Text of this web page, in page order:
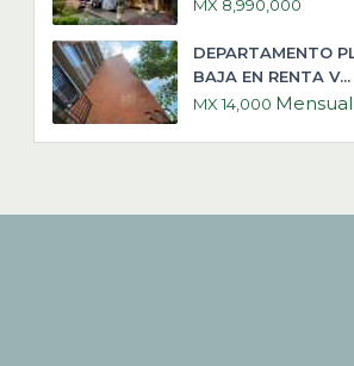
MX 8,990,000
DEPARTAMENTO
BAJA EN RENTA V...
MX 14,000 Mensual